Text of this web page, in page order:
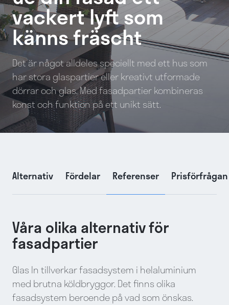
vackert lyft som
känns fräscht
Det är något alldeles speciellt med ett hus som
har stora glaspartier eller kreativt utformade
dörrar och glas. Med fasadpartier kombineras
konst och funktion på ett unikt sätt.
Alternativ Fördelar Referenser Prisförfrågan
Våra olika alternativ för
fasadpartier
Glas In tillverkar fasadsystem i helaluminium
med brutna köldbryggor. Det finns olika
fasadsystem beroende på vad som önskas.